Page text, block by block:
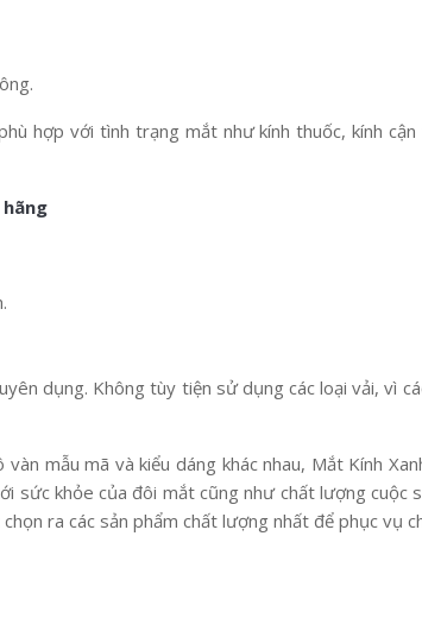
hợp với tình trạng mắt như kính thuốc, kính
dụng. Không tùy tiện sử dụng các loại vải,
mẫu mã và kiểu dáng khác nhau, Mắt Kính
sức khỏe của đôi mắt cũng như chất lượng
ra các sản phẩm chất lượng nhất để phục vụ